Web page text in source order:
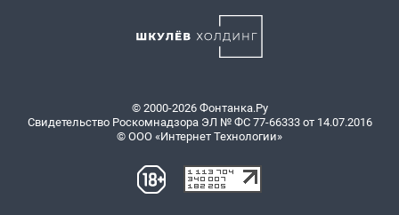
© 2000-2026 Фонтанка.Ру
Свидетельство Роскомнадзора ЭЛ № ФС 77-66333 от 14.07.2016
© ООО «Интернет Технологии»